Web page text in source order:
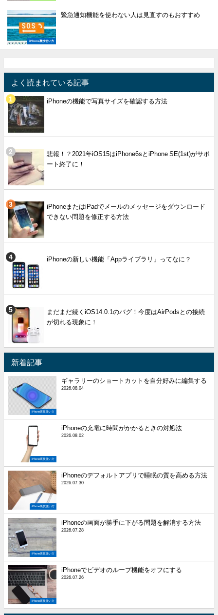
iPhone裏技使い方
緊急通知機能を使わない人は見直すのもおすすめ
よく読まれている記事
iPhoneの機能で写真サイズを確認する方法
悲報！？2021年iOS15はiPhone6sとiPhone SE(1st)がサポ
ート終了に！
iPhoneまたはiPadでメールのメッセージをダウンロード
できない問題を修正する方法
iPhoneの新しい機能「Appライブラリ」ってなに？
まだまだ続くiOS14.0.1のバグ！今度はAirPodsとの接続
が切れる現象に！
新着記事
iPhone裏技使い方
ギャラリーのショートカットを自分好みに編集する
2026.08.04
iPhone裏技使い方
iPhoneの充電に時間がかかるときの対処法
2026.08.02
iPhone裏技使い方
iPhoneのデフォルトアプリで睡眠の質を高める方法
2026.07.30
iPhone裏技使い方
iPhoneの画面が勝手に下がる問題を解消する方法
2026.07.28
iPhone裏技使い方
iPhoneでビデオのループ機能をオフにする
2026.07.26